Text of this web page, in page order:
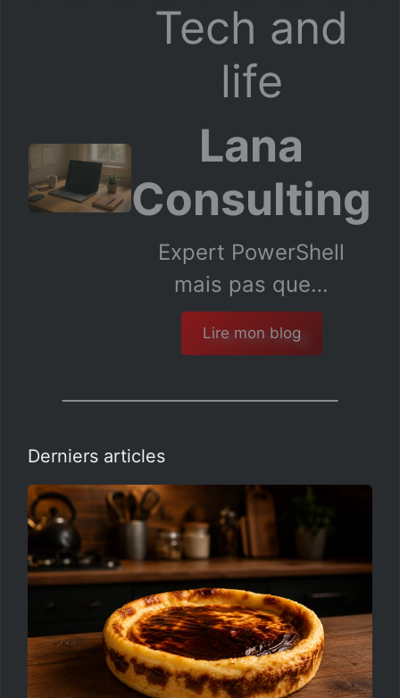
Tech and
life
Lana
Consulting
Expert PowerShell
mais pas que…
Lire mon blog
Derniers articles